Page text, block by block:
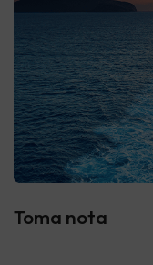
Toma nota